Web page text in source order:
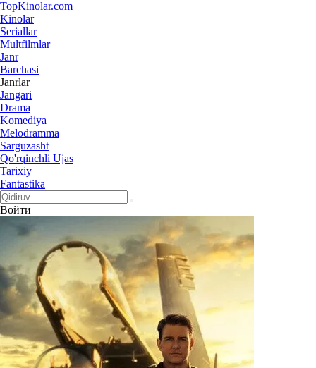
TopKinolar.com
Kinolar
Seriallar
Multfilmlar
Janr
Barchasi
Janrlar
Jangari
Drama
Komediya
Melodramma
Sarguzasht
Qo'rqinchli Ujas
Tarixiy
Fantastika
Войти